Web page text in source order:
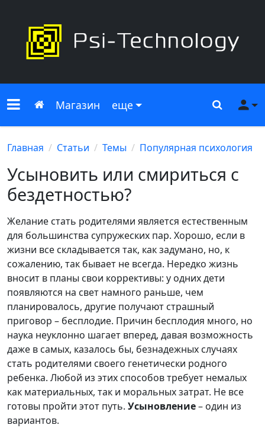
Меню сайта
Главная
Магазин еще Поиск
Главная Статьи Темы Популярная психология
Усыновить или смириться с
бездетностью?
Желание стать родителями является естественным
для большинства супружеских пар. Хорошо, если в
жизни все складывается так, как задумано, но, к
сожалению, так бывает не всегда. Нередко жизнь
вносит в планы свои коррективы: у одних дети
появляются на свет намного раньше, чем
планировалось, другие получают страшный
приговор – бесплодие. Причин бесплодия много, но
наука неуклонно шагает вперед, давая возможность
даже в самых, казалось бы, безнадежных случаях
стать родителями своего генетически родного
ребенка. Любой из этих способов требует немалых
как материальных, так и моральных затрат. Не все
готовы пройти этот путь. Усыновление– один из
вариантов.